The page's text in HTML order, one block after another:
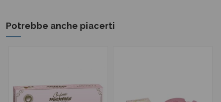
Potrebbe anche piacerti